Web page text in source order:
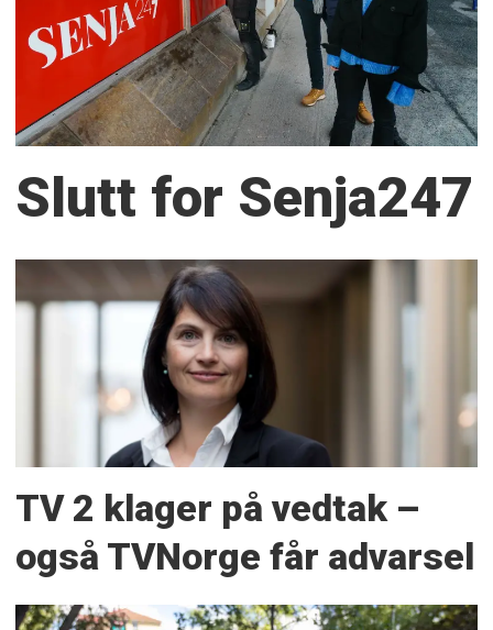
Slutt for Senja247
TV 2 klager på vedtak –
også TVNorge får advarsel